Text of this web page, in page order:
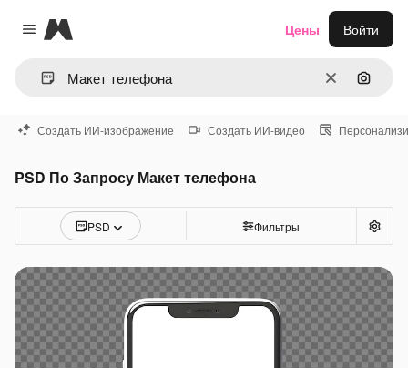
Close menu
Magnific
ОчиститьПоиск
Цены Войти
Создать ИИ-изображение Создать ИИ-видео
PSD По Запросу Макет телефона
PSD Фильтры